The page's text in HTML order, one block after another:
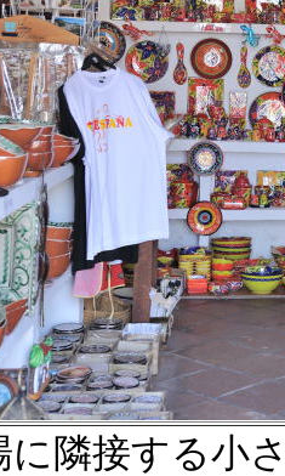
に隣接する小